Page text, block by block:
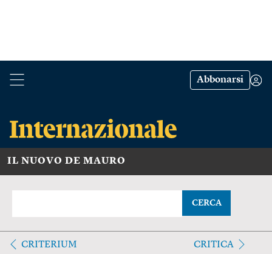
Abbonarsi
IL NUOVO DE MAURO
CERCA
CRITERIUM CRITICA